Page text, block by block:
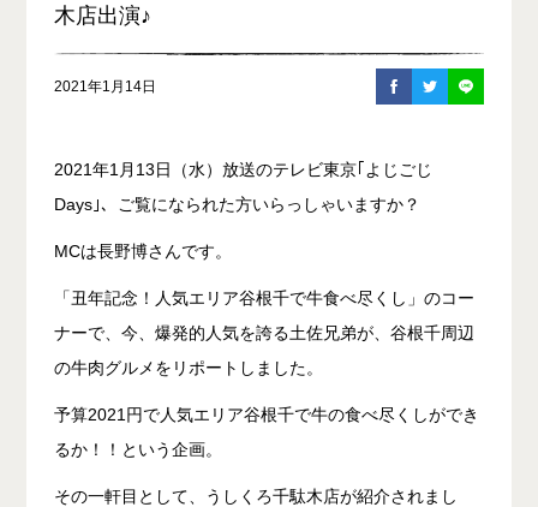
木店出演♪
2021年1月14日
2021年1月13日（水）放送のテレビ東京｢よじごじ
Days｣、ご覧になられた方いらっしゃいますか？
MCは長野博さんです。
「丑年記念！人気エリア谷根千で牛食べ尽くし」のコー
ナーで、今、爆発的人気を誇る土佐兄弟が、谷根千周辺
の牛肉グルメをリポートしました。
予算2021円で人気エリア谷根千で牛の食べ尽くしができ
るか！！という企画。
その一軒目として、うしくろ千駄木店が紹介されまし